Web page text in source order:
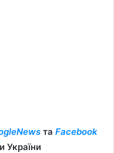
та Facebook
України